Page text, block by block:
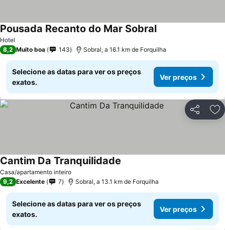
Hotel
Pousada Recanto do Mar SobralVer preços
8,2 Muito boa 143 Sobral, a 16.1 km de Forquilha
Selecione as datas para ver os preços
exatos.
Ver preços
Partilhar
Casa/apartamento inteiro
Cantim Da Tranquilidade
9,2 Excelente 7 Sobral, a 13.1 km de Forquilha
Selecione as datas para ver os preços
exatos.
Ver preços